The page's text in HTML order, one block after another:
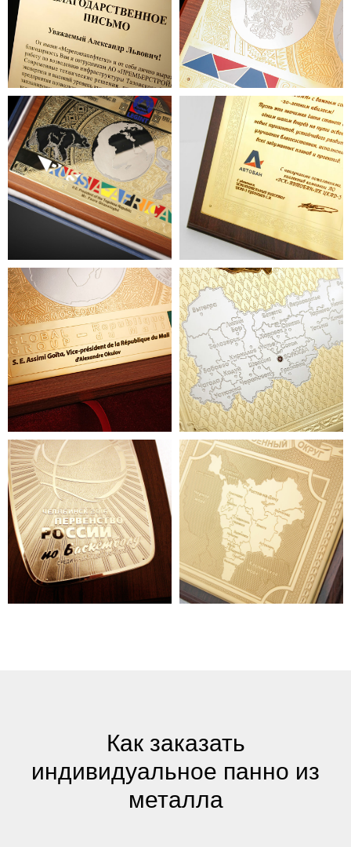
Как заказать
индивидуальное панно из
металла